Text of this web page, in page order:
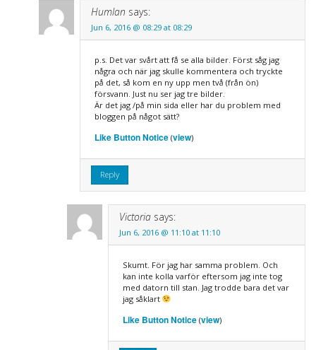
Humlan says:
Jun 6, 2016 @ 08:29 at 08:29
p.s. Det var svårt att få se alla bilder. Först såg jag
några och när jag skulle kommentera och tryckte
på det, så kom en ny upp men två (från ön)
försvann. Just nu ser jag tre bilder.
Är det jag /på min sida eller har du problem med
bloggen på något sätt?
Like Button Notice(view)
Reply
Victoria says:
Jun 6, 2016 @ 11:10 at 11:10
Skumt. För jag har samma problem. Och
kan inte kolla varför eftersom jag inte tog
med datorn till stan. Jag trodde bara det var
jag såklart
Like Button Notice(view)